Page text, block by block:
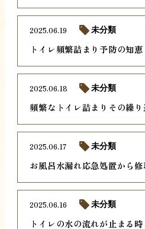
トイレ頻繁詰まり予防の知恵
2025.06.19 未分類
頻繁なトイレ詰まりその繰
2025.06.18 未分類
お風呂水漏れ応急処置から修
2025.06.17 未分類
トイレの水の流れが止まる時
2025.06.16 未分類